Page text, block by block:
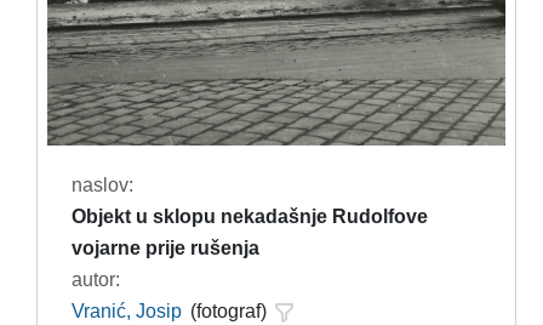
naslov:
Objekt u sklopu nekadašnje Rudolfove
vojarne prije rušenja
autor:
Vranić, Josip (fotograf)